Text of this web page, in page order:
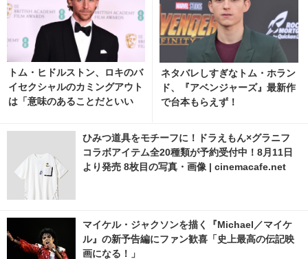
トム・ヒドルストン、ロキのバ
イセクシャルのカミングアウト
は「意味のあることだといい
ネタバレしすぎなトム・ホラン
ド、『アベンジャーズ』最新作
で台本もらえず！
ひみつ道具をモチーフに！ドラえもん×グラニフ
コラボアイテム全20種類が予約受付中！8月11日
より発売 8枚目の写真・画像 | cinemacafe.net
マイケル・ジャクソンを描く『Michael／マイケ
ル』の新予告編にファン歓喜「史上最高の伝記映
画になる！」